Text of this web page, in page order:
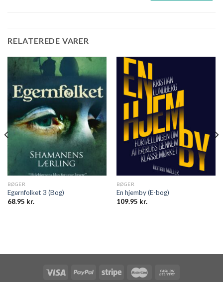
RELATEREDE VARER
BØGER
Egernfolket 3 (Bog)
68.95 kr.
BØGER
En hjemby (E-bog)
109.95 kr.